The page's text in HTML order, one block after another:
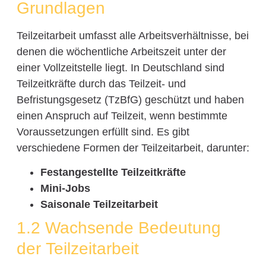
Grundlagen
Teilzeitarbeit umfasst alle Arbeitsverhältnisse, bei
denen die wöchentliche Arbeitszeit unter der
einer Vollzeitstelle liegt. In Deutschland sind
Teilzeitkräfte durch das Teilzeit- und
Befristungsgesetz (TzBfG) geschützt und haben
einen Anspruch auf Teilzeit, wenn bestimmte
Voraussetzungen erfüllt sind. Es gibt
verschiedene Formen der Teilzeitarbeit, darunter:
Festangestellte Teilzeitkräfte
Mini-Jobs
Saisonale Teilzeitarbeit
1.2 Wachsende Bedeutung
der Teilzeitarbeit